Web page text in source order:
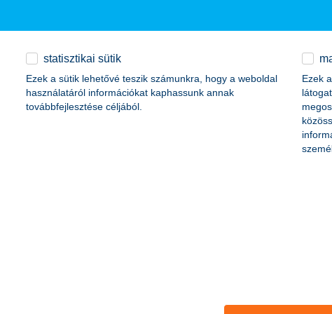
reklám
citylight-on szólít meg
intelligenciára épülő digitális pénzügyi asszisztense
a bank innovatív módon, interaktív formában mutatja be, hogy
statisztikai sütik
Ezek a sütik lehetővé teszik számunkra, hogy a weboldal
használatáról információkat kaphassunk annak
továbbfejlesztése céljából.
Ezek